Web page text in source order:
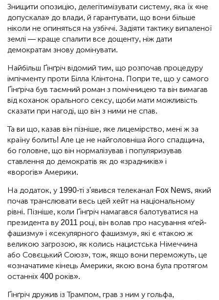
Знищити опозицію, делегітимізувати систему, яка їх «не
допускала» до влади, й гарантувати, що вони більше
ніколи не опиняться на узбіччі. Задіяти тактику випаленої
землі — краще спалити все дощенту, ніж дати
демократам знову домінувати.
Найбільш Ґінґріч відомий тим, що розпочав процедуру
імпічменту проти Білла Клінтона. Попри те, що у самого
Ґінґріча був таємний роман з помічницею та він вимагав
від коханок орального сексу, щоби мати можливість
сказати при нагоді, що він з ними не спав.
Та ви що, казав він пізніше, яке лицемірство, мені ж за
країну болить! Але це не найголовніша його спадщина,
бо головне, що він нормалізував і популяризував
ставлення до демократів як до «зрадників» і
«ворогів» Америки.
На додаток, у 1990-ті з'явився телеканал Fox News, який
почав транслювати весь цей хейт на національному
рівні. Пізніше, коли Ґінґріч намагався балотуватися на
президента ву 2011 році, він волав про насування «ґей-
фашизму» і «секулярного фашизму», які є «такою ж
великою загрозою, як колись нацистська Німеччина
або Совєцький Союз», тож, якщо вони переможуть, це
«означатиме кінець Америки, якою вона була протягом
останніх 400 років».
Ґінґріч дружив із Трампом, грав з ним у гольфа,